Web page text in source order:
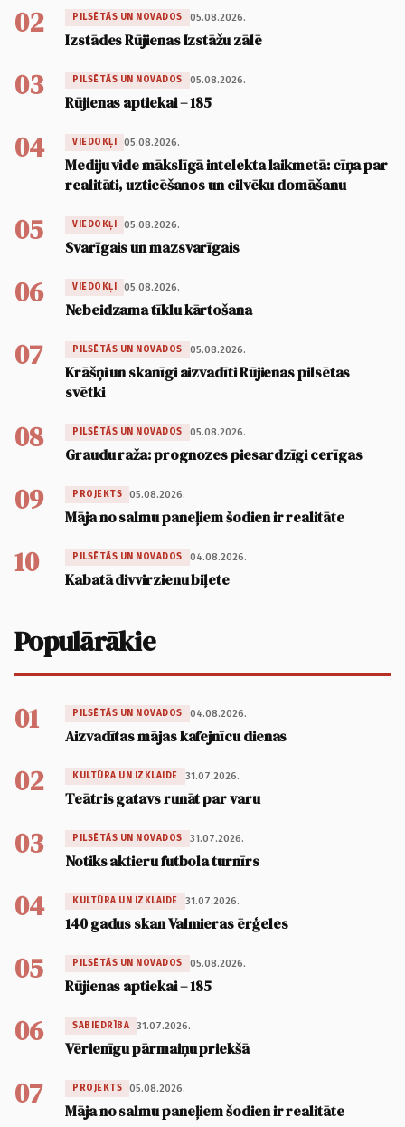
02 PILSĒTĀS UN NOVADOS 05.08.2026.
Izstādes Rūjienas Izstāžu zālē
03 PILSĒTĀS UN NOVADOS 05.08.2026.
Rūjienas aptiekai – 185
04 VIEDOKĻI 05.08.2026.
Mediju vide mākslīgā intelekta laikmetā: cīņa par
realitāti, uzticēšanos un cilvēku domāšanu
05 VIEDOKĻI 05.08.2026.
Svarīgais un mazsvarīgais
06 VIEDOKĻI 05.08.2026.
Nebeidzama tīklu kārtošana
07 PILSĒTĀS UN NOVADOS 05.08.2026.
Krāšņi un skanīgi aizvadīti Rūjienas pilsētas
svētki
08 PILSĒTĀS UN NOVADOS 05.08.2026.
Graudu raža: prognozes piesardzīgi cerīgas
09 PROJEKTS 05.08.2026.
Māja no salmu paneļiem šodien ir realitāte
10 PILSĒTĀS UN NOVADOS 04.08.2026.
Kabatā divvirzienu biļete
Populārākie
01 PILSĒTĀS UN NOVADOS 04.08.2026.
Aizvadītas mājas kafejnīcu dienas
02 KULTŪRA UN IZKLAIDE 31.07.2026.
Teātris gatavs runāt par varu
03 PILSĒTĀS UN NOVADOS 31.07.2026.
Notiks aktieru futbola turnīrs
04 KULTŪRA UN IZKLAIDE 31.07.2026.
140 gadus skan Valmieras ērģeles
05 PILSĒTĀS UN NOVADOS 05.08.2026.
Rūjienas aptiekai – 185
06 SABIEDRĪBA 31.07.2026.
Vērienīgu pārmaiņu priekšā
07 PROJEKTS 05.08.2026.
Māja no salmu paneļiem šodien ir realitāte